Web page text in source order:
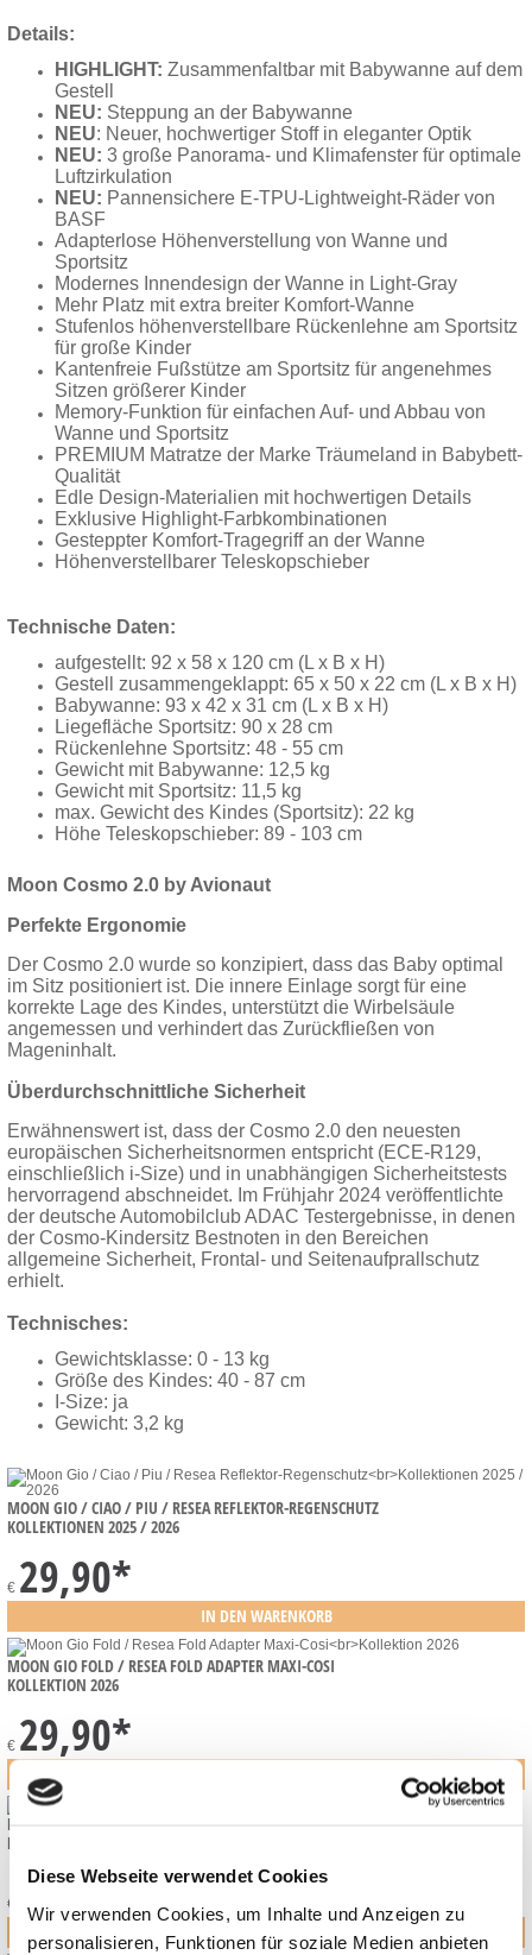
Diese Webseite verwendet Cookies
Wir verwenden Cookies, um Inhalte und Anzeigen zu
personalisieren, Funktionen für soziale Medien anbieten
Details:
HIGHLIGHT: Zusammenfaltbar mit Babywanne auf dem
Gestell
NEU: Steppung an der Babywanne
NEU: Neuer, hochwertiger Stoff in eleganter Optik
NEU: 3 große Panorama- und Klimafenster für optimale
Luftzirkulation
NEU: Pannensichere E-TPU-Lightweight-Räder von
BASF
Adapterlose Höhenverstellung von Wanne und
Sportsitz
Modernes Innendesign der Wanne in Light-Gray
Mehr Platz mit extra breiter Komfort-Wanne
Stufenlos höhenverstellbare Rückenlehne am Sportsitz
für große Kinder
Kantenfreie Fußstütze am Sportsitz für angenehmes
Sitzen größerer Kinder
Memory-Funktion für einfachen Auf- und Abbau von
Wanne und Sportsitz
PREMIUM Matratze der Marke Träumeland in Babybett-
Qualität
Edle Design-Materialien mit hochwertigen Details
Exklusive Highlight-Farbkombinationen
Gesteppter Komfort-Tragegriff an der Wanne
Höhenverstellbarer Teleskopschieber
Technische Daten:
aufgestellt: 92 x 58 x 120 cm (L x B x H)
Gestell zusammengeklappt: 65 x 50 x 22 cm (L x B x H)
Babywanne: 93 x 42 x 31 cm (L x B x H)
Liegefläche Sportsitz: 90 x 28 cm
Rückenlehne Sportsitz: 48 - 55 cm
Gewicht mit Babywanne: 12,5 kg
Gewicht mit Sportsitz: 11,5 kg
max. Gewicht des Kindes (Sportsitz): 22 kg
Höhe Teleskopschieber: 89 - 103 cm
Moon Cosmo 2.0 by Avionaut
Perfekte Ergonomie
Der Cosmo 2.0 wurde so konzipiert, dass das Baby optimal
im Sitz positioniert ist. Die innere Einlage sorgt für eine
korrekte Lage des Kindes, unterstützt die Wirbelsäule
angemessen und verhindert das Zurückfließen von
Mageninhalt.
Überdurchschnittliche Sicherheit
Erwähnenswert ist, dass der Cosmo 2.0 den neuesten
europäischen Sicherheitsnormen entspricht (ECE-R129,
einschließlich i-Size) und in unabhängigen Sicherheitstests
hervorragend abschneidet. Im Frühjahr 2024 veröffentlichte
der deutsche Automobilclub ADAC Testergebnisse, in denen
der Cosmo-Kindersitz Bestnoten in den Bereichen
allgemeine Sicherheit, Frontal- und Seitenaufprallschutz
erhielt.
Technisches:
Gewichtsklasse: 0 - 13 kg
Größe des Kindes: 40 - 87 cm
I-Size: ja
Gewicht: 3,2 kg
MOON GIO / CIAO / PIU / RESEA REFLEKTOR-REGENSCHUTZ
KOLLEKTIONEN 2025 / 2026
€ 29,90*
MOON GIO FOLD / RESEA FOLD ADAPTER MAXI-COSI
KOLLEKTION 2026
€ 29,90*
MOON PREMIUM FASHION BACKPACK
KOLLEKTION 2026
€ 89,90*